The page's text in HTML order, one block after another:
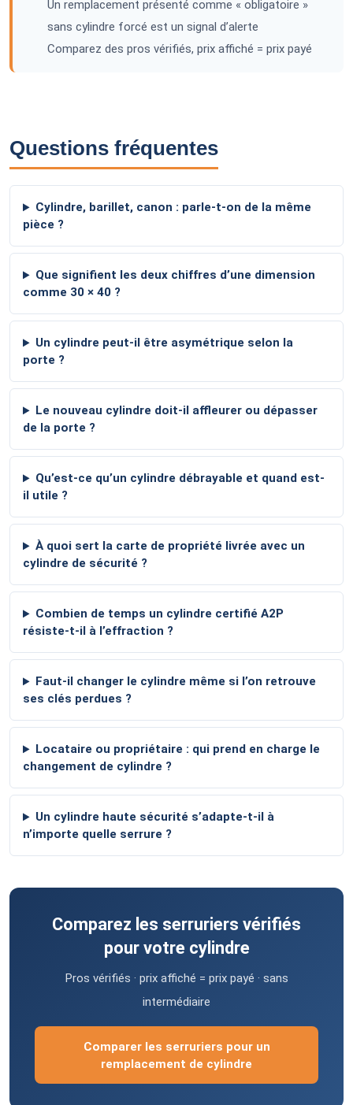
Un remplacement présenté comme « obligatoire »
sans cylindre forcé est un signal d’alerte
Comparez des pros vérifiés, prix affiché = prix payé
Questions fréquentes
Cylindre, barillet, canon : parle-t-on de la même
pièce ?
Que signifient les deux chiffres d’une dimension
comme 30 × 40 ?
Un cylindre peut-il être asymétrique selon la
porte ?
Le nouveau cylindre doit-il affleurer ou dépasser
de la porte ?
Qu’est-ce qu’un cylindre débrayable et quand est-
il utile ?
À quoi sert la carte de propriété livrée avec un
cylindre de sécurité ?
Combien de temps un cylindre certifié A2P
résiste-t-il à l’effraction ?
Faut-il changer le cylindre même si l’on retrouve
ses clés perdues ?
Locataire ou propriétaire : qui prend en charge le
changement de cylindre ?
Un cylindre haute sécurité s’adapte-t-il à
n’importe quelle serrure ?
Comparez les serruriers vérifiés
pour votre cylindre
Pros vérifiés · prix affiché = prix payé · sans
intermédiaire
Comparer les serruriers pour un
remplacement de cylindre